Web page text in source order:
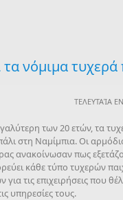
νόμιμα τυχερά
ΤΕΛΕΥΤΑΊΑ
των 20 ετών, τα
στη Ναμίμπια. Οι
ανακοίνωσαν πως
κάθε τύπο τυχερών
για τις επιχειρήσεις που
υπηρεσίες τους.